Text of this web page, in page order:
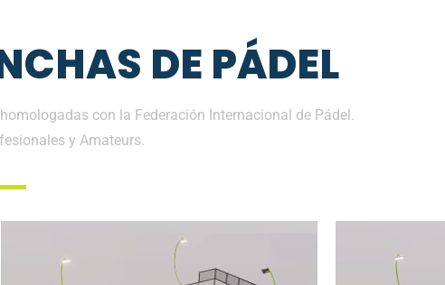
DE PÁDEL
con la Federación Internacional de Pádel.
y Amateurs.